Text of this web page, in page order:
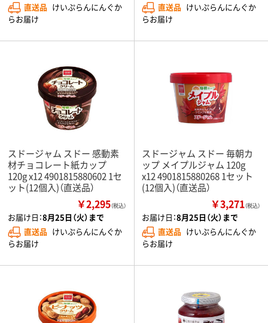
直送品 けいぷらんにんぐか
らお届け
直送品 けいぷらんにんぐか
らお届け
スドージャム スドー 感動素
材チョコレート紙カップ
120g x12 4901815880602 1セ
ット(12個入)（直送品）
￥2,295（税込）
お届け日：8月25日（火）まで
直送品 けいぷらんにんぐか
らお届け
スドージャム スドー 毎朝カ
ップ メイプルジャム 120g
x12 4901815880268 1セット
(12個入)（直送品）
￥3,271（税込）
お届け日：8月25日（火）まで
直送品 けいぷらんにんぐか
らお届け